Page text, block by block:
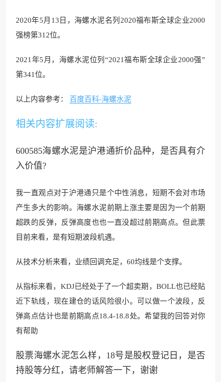
2020年5月13日，海螺水泥名列2020福布斯全球企业2000
强榜第312位。
2021年5月，海螺水泥位列“2021福布斯全球企业2000强”
第341位。
以上内容参考： 百度百科-海螺水泥
相关内容扩展阅读:
600585海螺水泥是沪港通折价品种，是否具有介
入价值?
我一直观点对于沪港通只是个中性消息，短期不会对市场
产生多大的影响。海螺水泥前期上涨主要是因为一个前期
超跌的反弹，反弹高度也也一直没超过前期高点。但此票
目前来看，是有短期波段机遇。
从技术分析来看，业绩回调充足，60均线是个支撑。
从指标来看，KDJ已经处于了一个超卖期，BOLL也已经贴
近下轨线，现在建仓的话风险很小。可以做一个波段，反
弹高点估计也是前期高点18.4-18.8处。希望我的回答对你
有帮助
股票海螺水泥怎么样，18号是股权登记日，是否
持股等分红，请老师解答一下，谢谢